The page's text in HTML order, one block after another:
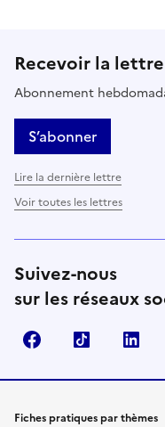
Recevoir la
Abonnement
S’abonner
Lire la dernière lettre
Voir toutes les lettres
Suivez-nous
sur les réseaux
FacebookTikTok
Fiches pratiques par thèmes